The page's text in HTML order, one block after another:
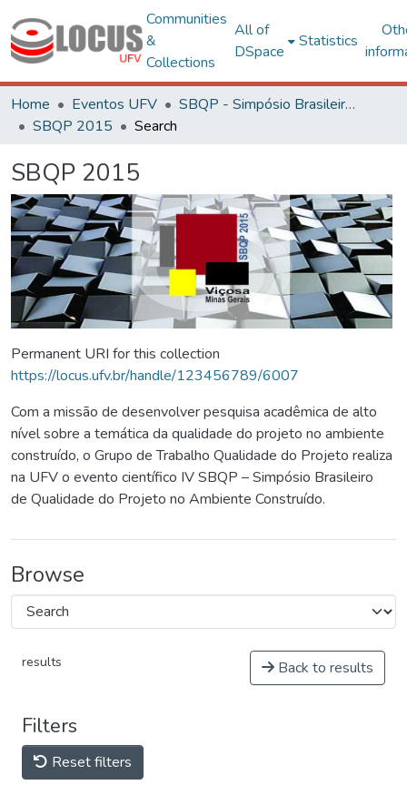
Communities
&
Collections
All of
DSpace
Statistics
Home Eventos UFV
SBQP - Simpósio Brasileiro de Qualidade do Projeto no Ambiente Construído
SBQP 2015
Search
SBQP 2015
Permanent URI for this collection
https://locus.ufv.br/handle/123456789/6007
Com a missão de desenvolver pesquisa acadêmica de alto
nível sobre a temática da qualidade do projeto no ambiente
construído, o Grupo de Trabalho Qualidade do Projeto realiza
na UFV o evento científico IV SBQP – Simpósio Brasileiro
de Qualidade do Projeto no Ambiente Construído.
Browse
results Back to results
Filters
Reset filters